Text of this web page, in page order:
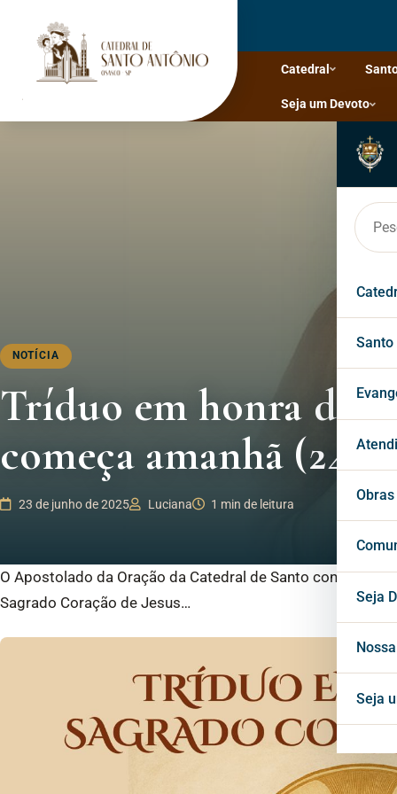
Catedral
Seja um Devoto
Blog
Seja
Seja
NOTÍCIA
Tríduo em honra do
começa amanhã (24)
23 de junho de 2025 Luciana 1 min de leitura
O Apostolado da Oração da Catedral de Santo convida
Sagrado Coração de Jesus…